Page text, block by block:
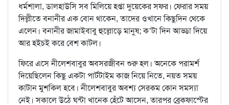
ধর্মশালা, ডালহাউসি সব মিলিয়ে হপ্তা দুয়েকের সফর। ফেরার সময়
দিল্লীতে বনানীর এক বোন থাকেন, তাদের ওখানে কিছুদিন থেকে
এলেন। বনানীর জামাইবাবু হুল্লোড়ে মানুষ; ক’টা দিন আড্ডা দিয়ে
আর হইচই করে বেশ কাটল।
ফিরে এসে নীলেশবাবুর অবসরজীবন শুরু হল। অনেকে পরামর্শ
দিয়েছিলেন কিছু একটা পার্টটাইম কাজ নিয়ে নিতে, নয়ত সময়
কাটান মুশকিল হবে। নীলেশবাবুর অবশ্য সেরকম কোন সমস্যা
নেই। সকালে উঠে ঘন্টা খানেক হেঁটে আসেন, তারপর ব্রেকফাস্টের